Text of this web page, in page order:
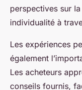
perspectives sur
individualité à
Les expériences
également
Les acheteurs
conseils fournis,